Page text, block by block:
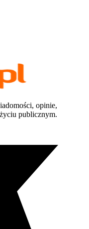
opinie,
publicznym.